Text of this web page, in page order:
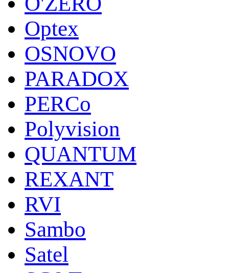
Optex
OSNOVO
PARADOX
PERCo
Polyvision
QUANTUM
REXANT
RVI
Sambo
Satel